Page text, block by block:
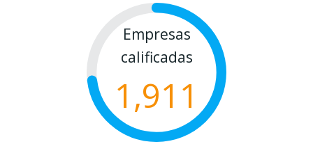
Empresas
calificadas
1,911